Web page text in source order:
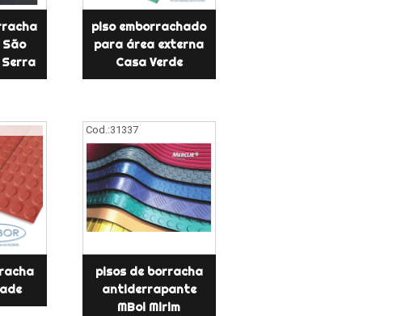
piso emborrachado
para área externa
Casa Verde
Cod.:31337
pisos de borracha
antiderrapante
MBoi Mirim